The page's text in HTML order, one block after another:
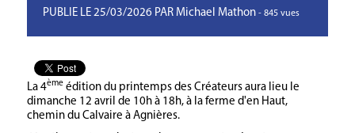
PUBLIE LE 25/03/2026 PAR Michael Mathon - 845 vues
La 4ème édition du printemps des Créateurs aura lieu le
dimanche 12 avril de 10h à 18h, à la ferme d'en Haut,
chemin du Calvaire à Agnières.